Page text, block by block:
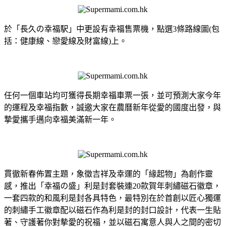
於「長久の幸福駅」中更設有幸福售票機，點選3條路線圖(包
括：健康線、戀愛線及財富線)上。
任何一個車站均可獲得長期幸福車票一張，並可預測大家今年
的運程及幸福指數，誠邀大家在農曆新年從愛的國度出發，與
摯愛攜手邁向幸福美滿新一年。
貫徹新春佈置主題，象徵吉祥及幸運的「緣起物」為創作靈
感，推出「幸福の盛」利是封套裝連20款賀年刺繡磁石徽章，
一套四款的和風利是封各具特色，最特別在於首創以匠心獨運
的刺繡手工徽章配以磁石作為利是封的封口設計，代表一生貼
著、守護著你對摰愛的祝福，並以磁石寓意人與人之間的密切